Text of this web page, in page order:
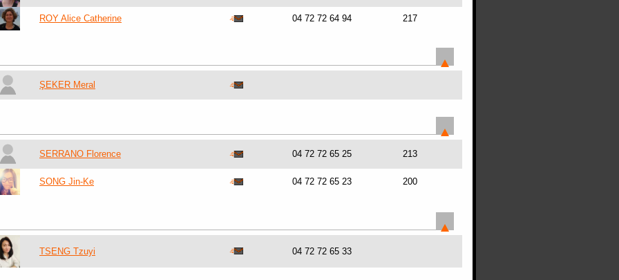
ROY Alice Catherine 04 72 72 64 94 217
ŞEKER Meral
SERRANO Florence 04 72 72 65 25 213
SONG Jin-Ke 04 72 72 65 23 200
TSENG Tzuyi 04 72 72 65 33